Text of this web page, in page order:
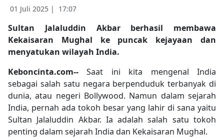
01 Juli 2025 | 17:07
Sultan Jalaluddin Akbar berhasil membawa
Kekaisaran Mughal ke puncak kejayaan dan
menyatukan wilayah India.
Keboncinta.com--Saat ini kita mengenal India
sebagai salah satu negara berpenduduk terbanyak di
dunia, atau negeri Bollywood. Namun dalam sejarah
India, pernah ada tokoh besar yang lahir di sana yaitu
Sultan Jalaluddin Akbar. Ia adalah salah satu tokoh
penting dalam sejarah India dan Kekaisaran Mughal.